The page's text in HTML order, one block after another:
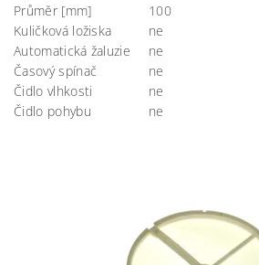
Průměr [mm]
100
Kuličková ložiska
ne
Automatická žaluzie
ne
Časový spínač
ne
Čidlo vlhkosti
ne
Čidlo pohybu
ne